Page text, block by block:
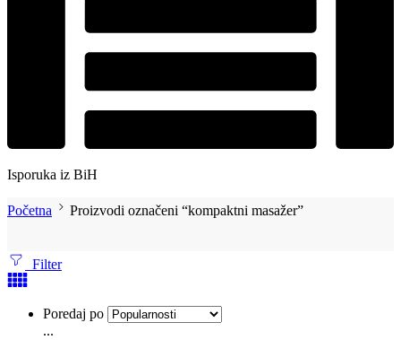
Isporuka iz BiH
Početna Proizvodi označeni “kompaktni masažer”
Filter
Poredaj po
...